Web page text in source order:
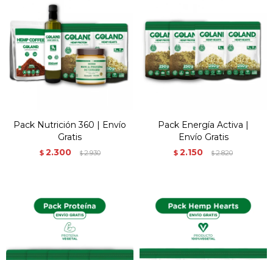
Pack Nutrición 360 | Envío
Gratis
$ 2.300 $2.930
Pack Energía Activa |
Envío Gratis
$ 2.150 $2.820